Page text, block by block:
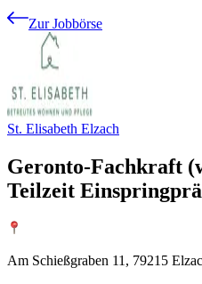
Zur Jobbörse
St. Elisabeth Elzach
Geronto-Fachkraft
Teilzeit
Am Schießgraben 11, 79215